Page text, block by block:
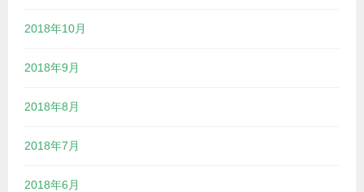
2018年10月
2018年9月
2018年8月
2018年7月
2018年6月